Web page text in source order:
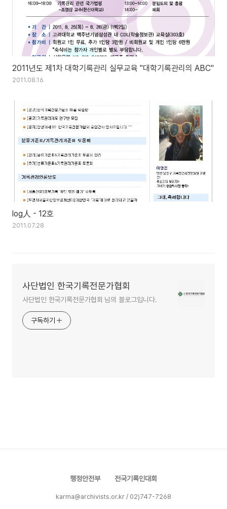
2011년도 제1차 대학기록관리 실무교육 "대학기록관리의 ABC"
2011.08.16
log人 - 12호
2011.07.28
사단법인 한국기록전문가협회
사단법인 한국기록전문가협회 님의 블로그입니다.
구독하기
행정안전부 전국기록인대회
karma@archivists.or.kr / 02)747-7268